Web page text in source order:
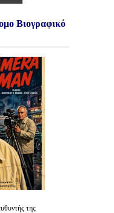
Βιογραφικό
της